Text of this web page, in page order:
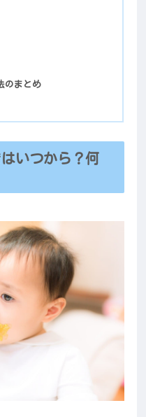
のまとめ
いつから？何